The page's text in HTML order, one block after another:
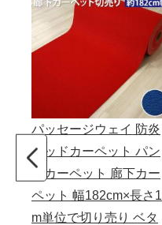
パッセージウェイ 防炎
レッドカーペット パン
チカーペット 廊下カー
ペット 幅182cm×長さ1
m単位で切り売り ベタ